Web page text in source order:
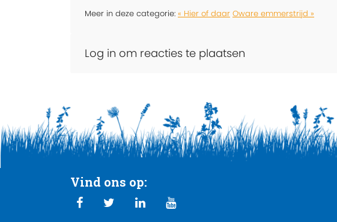
Meer in deze categorie: « Hier of daar Oware emmerstrijd »
Log in om reacties te plaatsen
Vind ons op: